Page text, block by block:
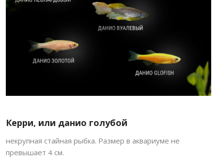
Керри, или данио голубой
некрупная стайная рыбка. Размер в аквариуме не
превышает 4 см.